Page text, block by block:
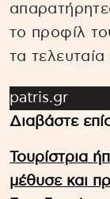
το προφίλ
τα τελευταία
patris.gr
Διαβάστε
Τουρίστρια
μέθυσε και